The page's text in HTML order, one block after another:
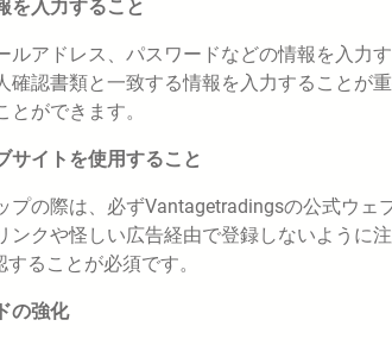
を入力すること
ルアドレス、パスワードなどの情報を入力
確認書類と一致する情報を入力することが
とができます。
サイトを使用すること
プの際は、必ずVantagetradingsの公式ウェ
ンクや怪しい広告経由で登録しないように
することが必須です。
の強化